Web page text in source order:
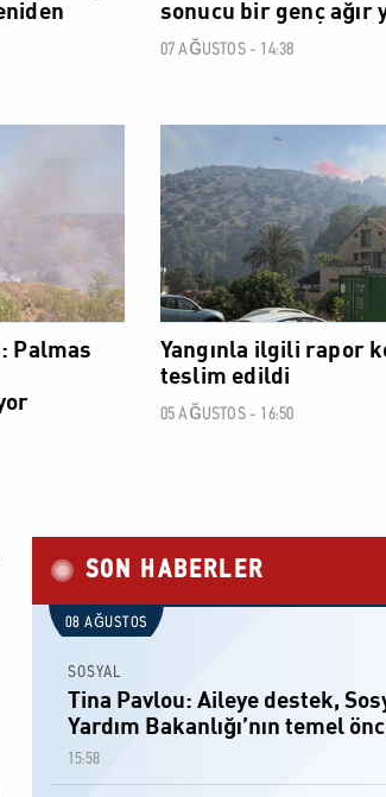
sonucu bir genç ağır
07 AĞUSTOS - 14:38
Palmas
Yangınla ilgili rapor
teslim edildi
05 AĞUSTOS - 16:50
SON HABERLER
08 AĞUSTOS
SOSYAL
Tina Pavlou: Aileye destek,
Yardım Bakanlığı’nın temel
15:58